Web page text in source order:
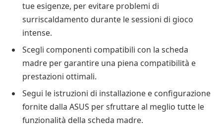
tue esigenze, per evitare problemi di
surriscaldamento durante le sessioni di gioco
intense.
Scegli componenti compatibili con la scheda
madre per garantire una piena compatibilità e
prestazioni ottimali.
Segui le istruzioni di installazione e configurazione
fornite dalla ASUS per sfruttare al meglio tutte le
funzionalità della scheda madre.